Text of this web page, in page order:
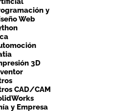
y
Web
3D
CAD/CAM
y Empresa